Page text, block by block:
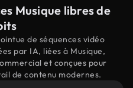
Musique libres de
de séquences vidéo
par IA, liées à Musique,
et conçues pour
de contenu modernes.